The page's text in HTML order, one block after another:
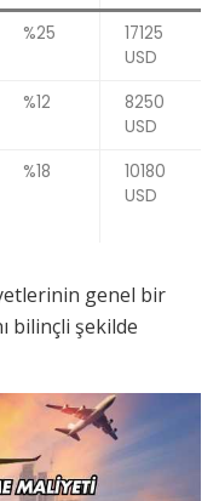
%25
17125
USD
%12
8250
USD
%18
10180
USD
genel bir
bilinçli şekilde